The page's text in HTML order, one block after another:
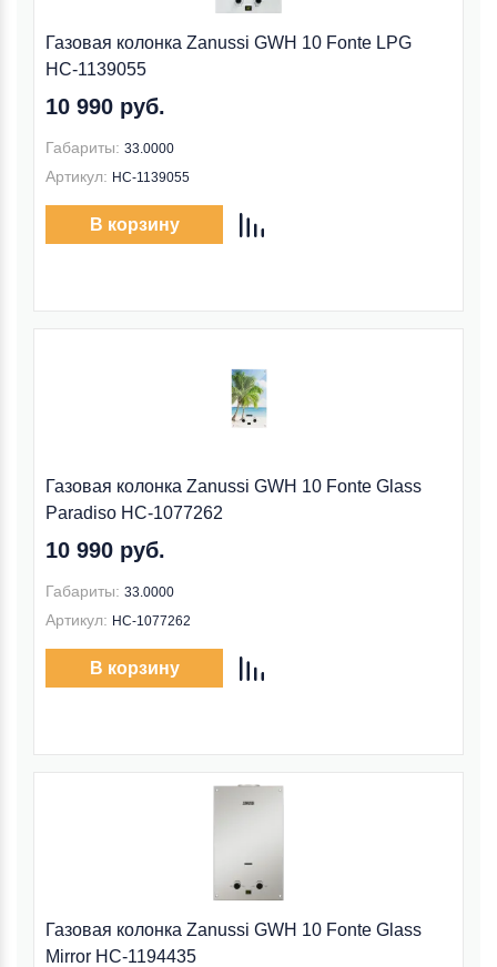
Газовая колонка Zanussi GWH 10 Fonte LPG
НС-1139055
10 990 руб.
Габариты: 33.0000
Артикул: НС-1139055
В корзину
Газовая колонка Zanussi GWH 10 Fonte Glass
Paradiso НС-1077262
10 990 руб.
Габариты: 33.0000
Артикул: НС-1077262
В корзину
Газовая колонка Zanussi GWH 10 Fonte Glass
Mirror НС-1194435